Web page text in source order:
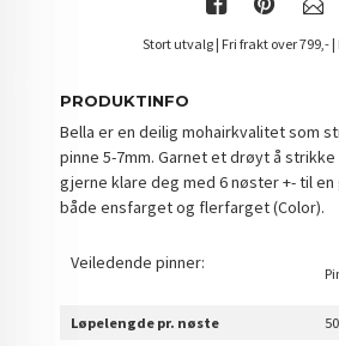
Stort utvalg | Fri frakt over 799,-
PRODUKTINFO
Bella er en deilig mohairkvalitet som
pinne 5-7mm. Garnet et drøyt å strikke
gjerne klare deg med 6 nøster +- til en
både ensfarget og flerfarget (Color).
Veiledende pinner:
Løpelengde pr. nøste